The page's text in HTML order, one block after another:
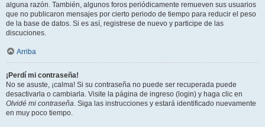
alguna razón. También, algunos foros periódicamente remueven sus usuarios
que no publicaron mensajes por cierto periodo de tiempo para reducir el peso
de la base de datos. Si es así, registrese de nuevo y participe de las
discuciones.
Arriba
¡Perdí mi contraseña!
No se asuste, ¡calma! Si su contraseña no puede ser recuperada puede
desactivarla o cambiarla. Visite la página de ingreso (login) y haga clic en
Olvidé mi contraseña. Siga las instrucciones y estará identificado nuevamente
en muy poco tiempo.